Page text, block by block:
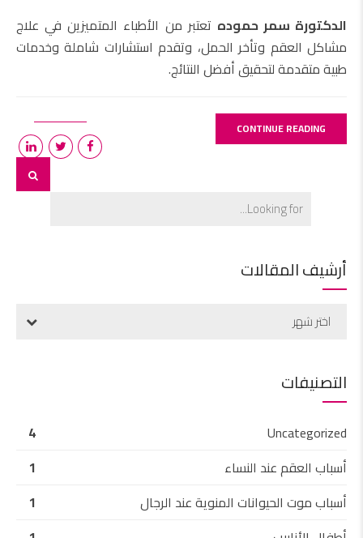
الدكتورة سمر حموده تعتبر من الأطباء المتميزين في علاج
مشاكل العقم وتأخر الحمل، وتقدم استشارات شاملة وخدمات
طبية متقدمة لتحقيق أفضل النتائج.
CONTINUE READING
أرشيف المقالات
اختر شهر
التصنيفات
Uncategorized
4
أسباب العقم عند النساء
1
أسباب موت الحيوانات المنوية عند الرجال
1